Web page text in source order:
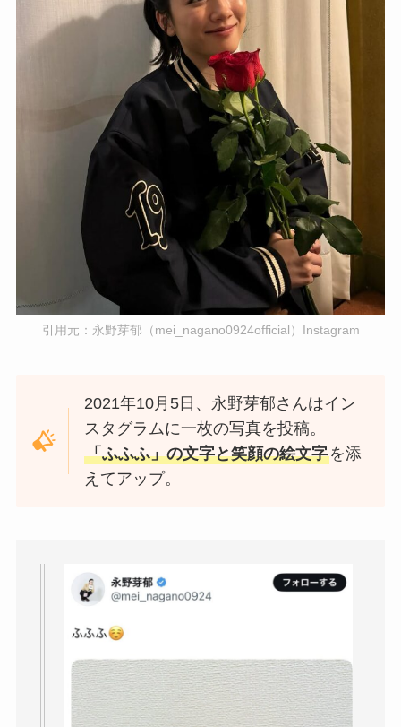
引用元：永野芽郁（mei_nagano0924official）Instagram
2021年10月5日、永野芽郁さんはイン
スタグラムに一枚の写真を投稿。
「ふふふ」の文字と笑顔の絵文字を添
えてアップ。